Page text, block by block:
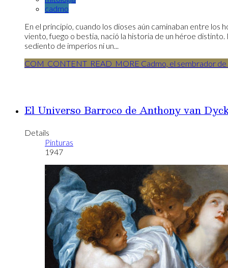
cadmo
En el principio, cuando los dioses aún caminaban entre los
viento, fuego o bestia, nació la historia de un héroe
sediento de imperios ni un...
COM_CONTENT_READ_MORE Cadmo, el sembrador
El Universo Barroco de Anthony van
Details
Pinturas
1947